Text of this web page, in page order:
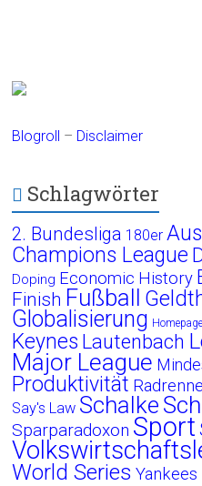
Blogroll – Disclaimer
Schlagwörter
2. Bundesliga 180er
Champions League
Doping Economic History
Finish Fußball
Globalisierung Homepage
Keynes Lautenbach
Major League
Produktivität
Say's Law Schalke
Sparparadoxon Sport
World Series Yankees